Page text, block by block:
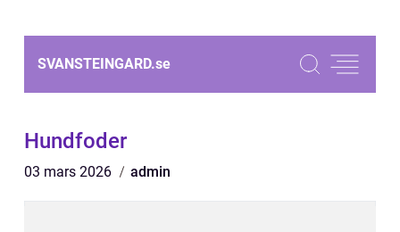
SVANSTEINGARD.se
Hundfoder
03 mars 2026 admin